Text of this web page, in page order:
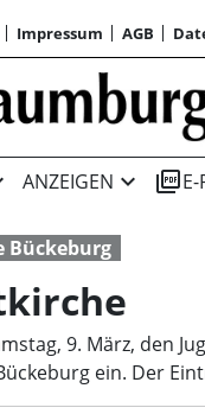
Impressum AGB
ANZEIGEN expand_more picture_as_pdfE-
Bückeburg
9. März, den
ein. Der